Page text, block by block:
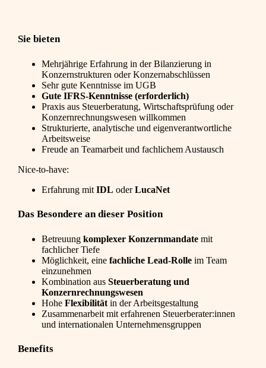
Sie bieten
Mehrjährige Erfahrung in der Bilanzierung in
Konzernstrukturen oder Konzernabschlüssen
Sehr gute Kenntnisse im UGB
Gute IFRS-Kenntnisse (erforderlich)
Praxis aus Steuerberatung, Wirtschaftsprüfung oder
Konzernrechnungswesen willkommen
Strukturierte, analytische und eigenverantwortliche
Arbeitsweise
Freude an Teamarbeit und fachlichem Austausch
Nice-to-have:
Erfahrung mit IDL oderLucaNet
Das Besondere an dieser Position
Betreuung komplexer Konzernmandate mit
fachlicher Tiefe
Möglichkeit, eine fachliche Lead-Rolle im Team
einzunehmen
Kombination aus Steuerberatung und
Konzernrechnungswesen
Hohe Flexibilität in der Arbeitsgestaltung
Zusammenarbeit mit erfahrenen Steuerberater:innen
und internationalen Unternehmensgruppen
Benefits